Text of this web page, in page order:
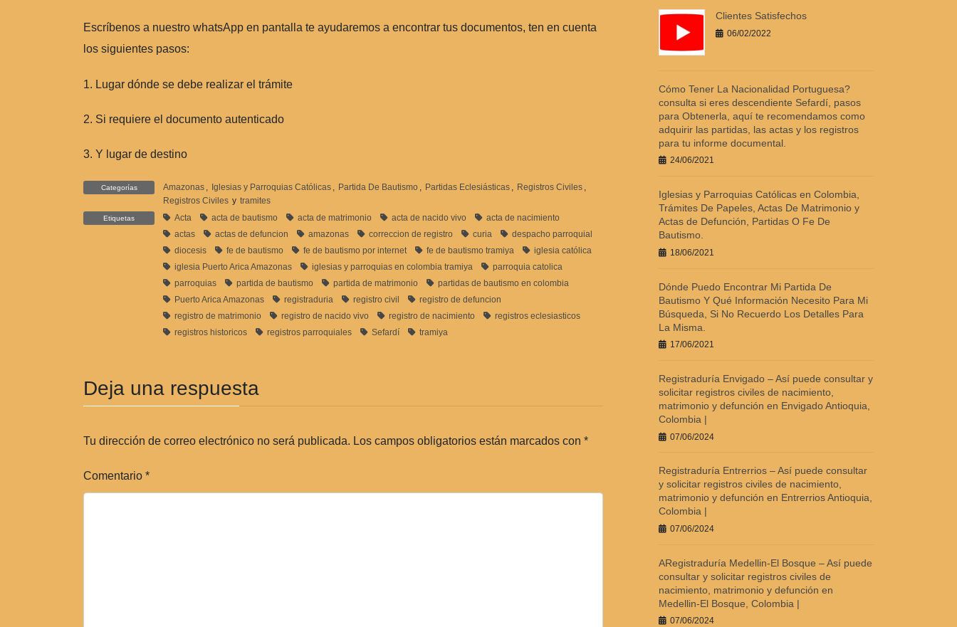
Escríbenos a nuestro whatsApp en pantalla te ayudaremos a encontrar tus documentos, ten en cuenta
los siguientes pasos:
1. Lugar dónde se debe realizar el trámite
2. Si requiere el documento autenticado
3. Y lugar de destino
Categorías Amazonas , Iglesias y Parroquias Católicas , Partida De Bautismo , Partidas Eclesiásticas , Registros Civiles ,
Registros Civiles y tramites
Etiquetas Acta acta de bautismo acta de matrimonio acta de nacido vivo
acta de nacimiento
actas
actas de defuncion amazonas correccion de registro curia
despacho parroquial
diocesis
fe de bautismo fe de bautismo por internet fe de bautismo tramiya
iglesia católica
iglesia Puerto Arica Amazonas
iglesias y parroquias en colombia tramiya
parroquia catolica
parroquias
partida de bautismo partida de matrimonio
partidas de bautismo en colombia
Puerto Arica Amazonas
registraduria registro civil
registro de defuncion
registro de matrimonio
registro de nacido vivo registro de nacimiento
registros eclesiasticos
registros historicos
registros parroquiales Sefardí tramiya
Deja una respuesta
Tu dirección de correo electrónico no será publicada. Los campos obligatorios están marcados con *
Comentario *
Clientes Satisfechos
06/02/2022
Cómo Tener La Nacionalidad Portuguesa?
consulta si eres descendiente Sefardí, pasos
para Obtenerla, aquí te recomendamos como
adquirir las partidas, las actas y los registros
para tu informe documental.
24/06/2021
Iglesias y Parroquias Católicas en Colombia,
Trámites De Papeles, Actas De Matrimonio y
Actas de Defunción, Partidas O Fe De
Bautismo.
18/06/2021
Dónde Puedo Encontrar Mi Partida De
Bautismo Y Qué Información Necesito Para Mi
Búsqueda, Si No Recuerdo Los Detalles Para
La Misma.
17/06/2021
Registraduría Envigado – Así puede consultar y
solicitar registros civiles de nacimiento,
matrimonio y defunción en Envigado Antioquia,
Colombia |
07/06/2024
Registraduría Entrerrios – Así puede consultar
y solicitar registros civiles de nacimiento,
matrimonio y defunción en Entrerrios Antioquia,
Colombia |
07/06/2024
ARegistraduría Medellin-El Bosque – Así puede
consultar y solicitar registros civiles de
nacimiento, matrimonio y defunción en
Medellin-El Bosque, Colombia |
07/06/2024